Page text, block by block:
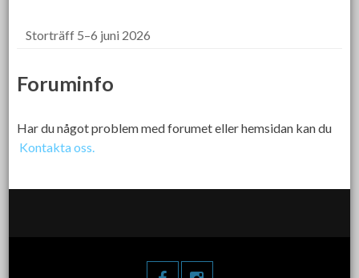
Storträff 5–6 juni 2026
Foruminfo
Har du något problem med forumet eller hemsidan kan du
Kontakta oss.